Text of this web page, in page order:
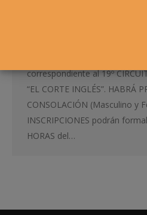
correspondiente al 19º
“EL CORTE INGLÉS”. HABRÁ
CONSOLACIÓN (Masculino y
INSCRIPCIONES podrán
HORAS del…